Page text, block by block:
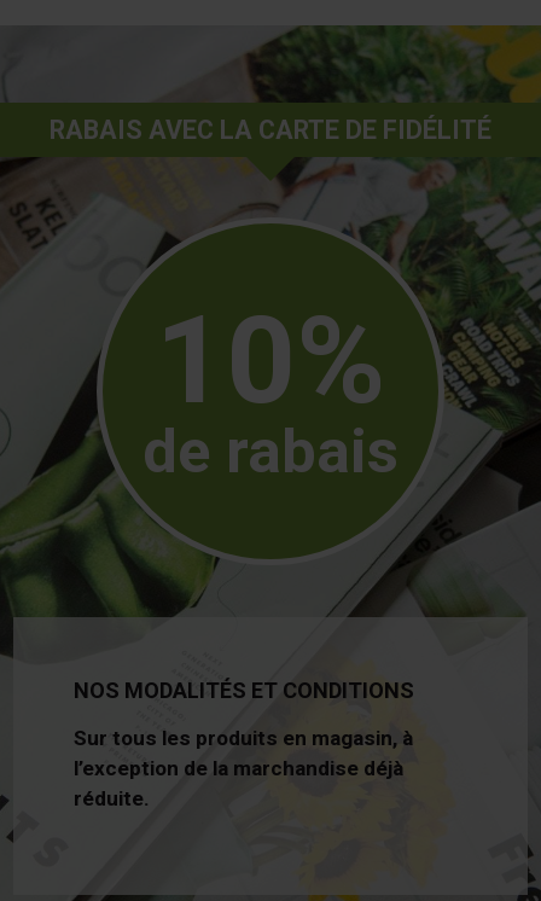
RABAIS AVEC LA CARTE DE FIDÉLITÉ
10%
de rabais
NOS MODALITÉS ET CONDITIONS
Sur tous les produits en magasin, à
l’exception de la marchandise déjà
réduite.